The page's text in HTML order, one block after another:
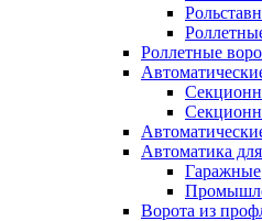
Роллетные
Автоматика
Гаражные
Ворота из